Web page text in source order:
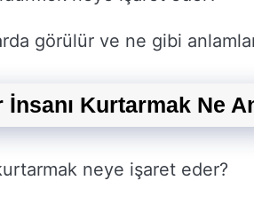
görülür ve ne gibi
Kurtarmak Ne
neye işaret eder?